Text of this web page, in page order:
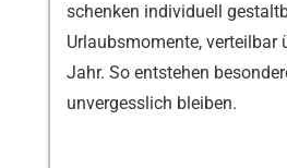
schenken individuell
Urlaubsmomente, verteilbar
Jahr. So entstehen
unvergesslich bleiben.